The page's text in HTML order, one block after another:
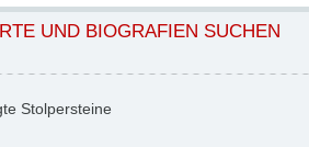
UND BIOGRAFIEN SUCHEN
Stolpersteine